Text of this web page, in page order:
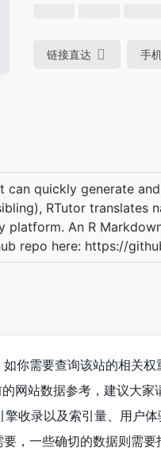
链接直达 手
can quickly generate
RTutor
platform. An R
repo here: https://
你需要查询该站的相关权
网站数据参考，建议大
收录以及索引量、用户
，一些确切的数据则需